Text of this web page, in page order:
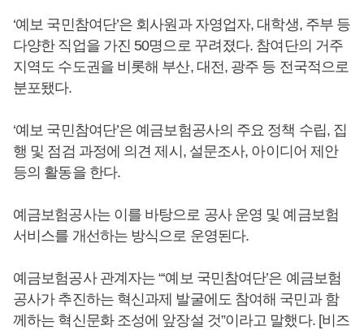
‘예보 국민참여단’은 회사원과 자영업자, 대학생, 주부 등
다양한 직업을 가진 50명으로 꾸려졌다. 참여단의 거주
지역도 수도권을 비롯해 부산, 대전, 광주 등 전국적으로
분포됐다.
‘예보 국민참여단’은 예금보험공사의 주요 정책 수립, 집
행 및 점검 과정에 의견 제시, 설문조사, 아이디어 제안
등의 활동을 한다.
예금보험공사는 이를 바탕으로 공사 운영 및 예금보험
서비스를 개선하는 방식으로 운영된다.
예금보험공사 관계자는 “‘예보 국민참여단’은 예금보험
공사가 추진하는 혁신과제 발굴에도 참여해 국민과 함
께하는 혁신문화 조성에 앞장설 것”이라고 말했다. [비즈